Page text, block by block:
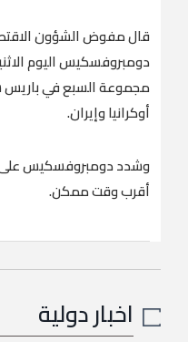
قال مفوض الشؤون
‌دومبروفسكيس ​اليوم
⁠مجموعة السبع في ⁠باريس
أوكرانيا ‌وإيران.
وشدد ‌دومبروفسكيس
⁠أقرب ⁠وقت ممكن.
اخبار دولية